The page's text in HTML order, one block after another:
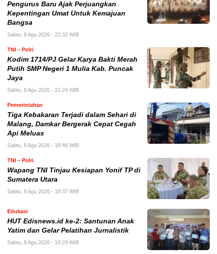
Pengurus Baru Ajak Perjuangkan
Kepentingan Umat Untuk Kemajuan
Bangsa
Sabtu, 8 Agu 2026 - 22:32 WIB
TNI – Polri
Kodim 1714/PJ Gelar Karya Bakti Merah
Putih SMP Negeri 1 Mulia Kab. Puncak
Jaya
Sabtu, 8 Agu 2026 - 21:24 WIB
Pemerintahan
Tiga Kebakaran Terjadi dalam Sehari di
Malang, Damkar Bergerak Cepat Cegah
Api Meluas
Sabtu, 8 Agu 2026 - 18:48 WIB
TNI – Polri
Wapang TNI Tinjau Kesiapan Yonif TP di
Sumatera Utara
Sabtu, 8 Agu 2026 - 18:37 WIB
Edukasi
HUT Edisnews.id ke-2: Santunan Anak
Yatim dan Gelar Pelatihan Jurnalistik
Sabtu, 8 Agu 2026 - 18:29 WIB